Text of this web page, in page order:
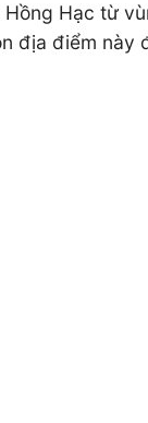
Hạc từ
địa điểm này